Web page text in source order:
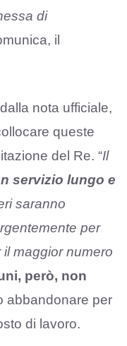
di
il
nota ufficiale,
queste
del Re. “Il
servizio lungo e
saranno
per
maggior numero
però, non
abbandonare per
di lavoro.